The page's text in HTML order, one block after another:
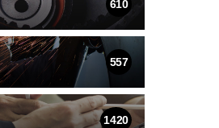
610
557
1420